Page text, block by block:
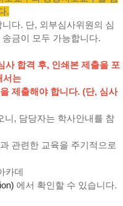
.
다. 단, 외부심사위원의 심
금이 모두 가능합니다.
사 합격 후, 인쇄본 제출을 포
서는
제출해야 합니다. (단, 심사
니, 담당자는 학사안내를 참
관련한 교육을 주기적으로
카데
에서 확인할 수 있습니다.